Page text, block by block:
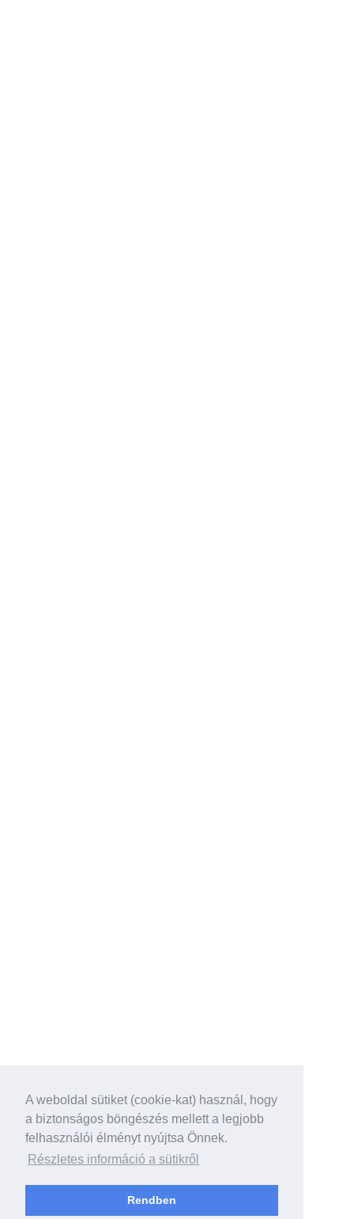
A weboldal sütiket (cookie-kat) használ, hogy
a biztonságos böngészés mellett a legjobb
felhasználói élményt nyújtsa Önnek.
Részletes információ a sütikről
Rendben